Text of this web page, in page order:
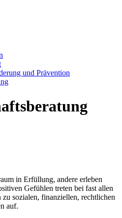
und Prävention
in Erfüllung, andere erleben
Gefühlen treten bei fast allen
sozialen, finanziellen, rechtlichen
auf.